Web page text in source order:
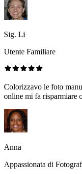
Sig. Li
Utente Familiare
Colorizzavo le foto
online mi fa risparmiare
Anna
Appassionata di